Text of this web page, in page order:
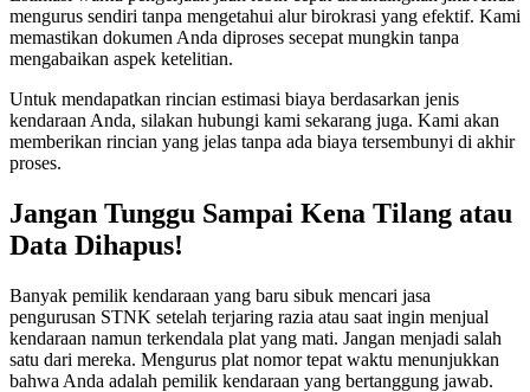
mengurus sendiri tanpa mengetahui alur birokrasi yang efektif. Kami
memastikan dokumen Anda diproses secepat mungkin tanpa
mengabaikan aspek ketelitian.
Untuk mendapatkan rincian estimasi biaya berdasarkan jenis
kendaraan Anda, silakan hubungi kami sekarang juga. Kami akan
memberikan rincian yang jelas tanpa ada biaya tersembunyi di akhir
proses.
Jangan Tunggu Sampai Kena Tilang atau
Data Dihapus!
Banyak pemilik kendaraan yang baru sibuk mencari jasa
pengurusan STNK setelah terjaring razia atau saat ingin menjual
kendaraan namun terkendala plat yang mati. Jangan menjadi salah
satu dari mereka. Mengurus plat nomor tepat waktu menunjukkan
bahwa Anda adalah pemilik kendaraan yang bertanggung jawab.